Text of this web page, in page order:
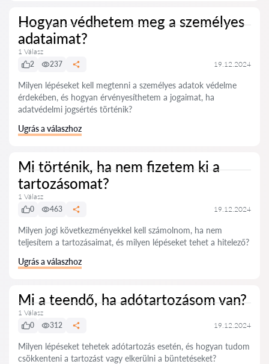
Hogyan védhetem meg a személyes
adataimat?
1 Válasz
2
237 19.12.2024
Milyen lépéseket kell megtenni a személyes adatok védelme
érdekében, és hogyan érvényesíthetem a jogaimat, ha
adatvédelmi jogsértés történik?
Ugrás a válaszhoz
Mi történik, ha nem fizetem ki a
tartozásomat?
1 Válasz
0
463 19.12.2024
Milyen jogi következményekkel kell számolnom, ha nem
teljesítem a tartozásaimat, és milyen lépéseket tehet a hitelező?
Ugrás a válaszhoz
Mi a teendő, ha adótartozásom van?
1 Válasz
0
312 19.12.2024
Milyen lépéseket tehetek adótartozás esetén, és hogyan tudom
csökkenteni a tartozást vagy elkerülni a büntetéseket?